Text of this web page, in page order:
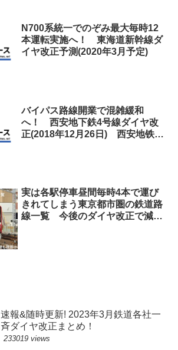
N700系統一でのぞみ最大毎時12
本運転実施へ！ 東海道新幹線ダ
イヤ改正予測(2020年3月予定)
バイパス路線開業で混雑緩和
へ！ 西安地下鉄4号線ダイヤ改
正(2018年12月26日) 西安地铁4
実は各駅停車昼間毎時4本で運び
きれてしまう東京都市圏の鉄道路
線一覧 今後のダイヤ改正で減便
速報&随時更新! 2023年3月鉄道各社一
斉ダイヤ改正まとめ！
233019 views